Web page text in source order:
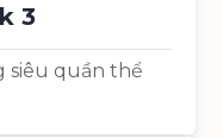
3
siêu quần thể